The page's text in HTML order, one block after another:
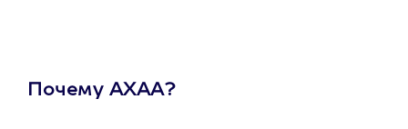
Почему АХАА?